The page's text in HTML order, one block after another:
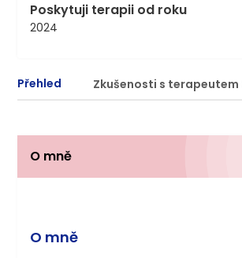
Poskytuji terapii od roku
2024
Přehled Zkušenosti s terapeutem
O mně
O mně